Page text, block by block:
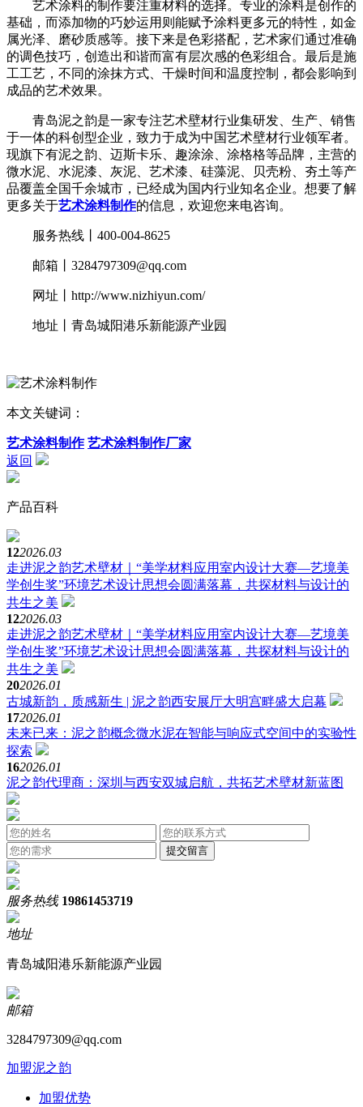
艺术涂料的制作要注重材料的选择。专业的涂料是创作的
基础，而添加物的巧妙运用则能赋予涂料更多元的特性，如金
属光泽、磨砂质感等。接下来是色彩搭配，艺术家们通过准确
的调色技巧，创造出和谐而富有层次感的色彩组合。最后是施
工工艺，不同的涂抹方式、干燥时间和温度控制，都会影响到
成品的艺术效果。
青岛泥之韵是一家专注艺术壁材行业集研发、生产、销售
于一体的科创型企业，致力于成为中国艺术壁材行业领军者。
现旗下有泥之韵、迈斯卡乐、趣涂涂、涂格格等品牌，主营的
微水泥、水泥漆、灰泥、艺术漆、硅藻泥、贝壳粉、夯土等产
品覆盖全国千余城市，已经成为国内行业知名企业。想要了解
更多关于艺术涂料制作的信息，欢迎您来电咨询。
服务热线丨400-004-8625
邮箱丨3284797309@qq.com
网址丨http://www.nizhiyun.com/
地址丨青岛城阳港乐新能源产业园
本文关键词：
艺术涂料制作 艺术涂料制作厂家
返回
产品百科
122026.03
走进泥之韵艺术壁材｜“美学材料应用室内设计大赛—艺境美
学创生奖”环境艺术设计思想会圆满落幕，共探材料与设计的
共生之美
122026.03
走进泥之韵艺术壁材｜“美学材料应用室内设计大赛—艺境美
学创生奖”环境艺术设计思想会圆满落幕，共探材料与设计的
共生之美
202026.01
古城新韵，质感新生 | 泥之韵西安展厅大明宫畔盛大启幕
172026.01
未来已来：泥之韵概念微水泥在智能与响应式空间中的实验性
探索
162026.01
泥之韵代理商：深圳与西安双城启航，共拓艺术壁材新蓝图
服务热线 19861453719
地址
青岛城阳港乐新能源产业园
邮箱
3284797309@qq.com
加盟泥之韵
加盟优势